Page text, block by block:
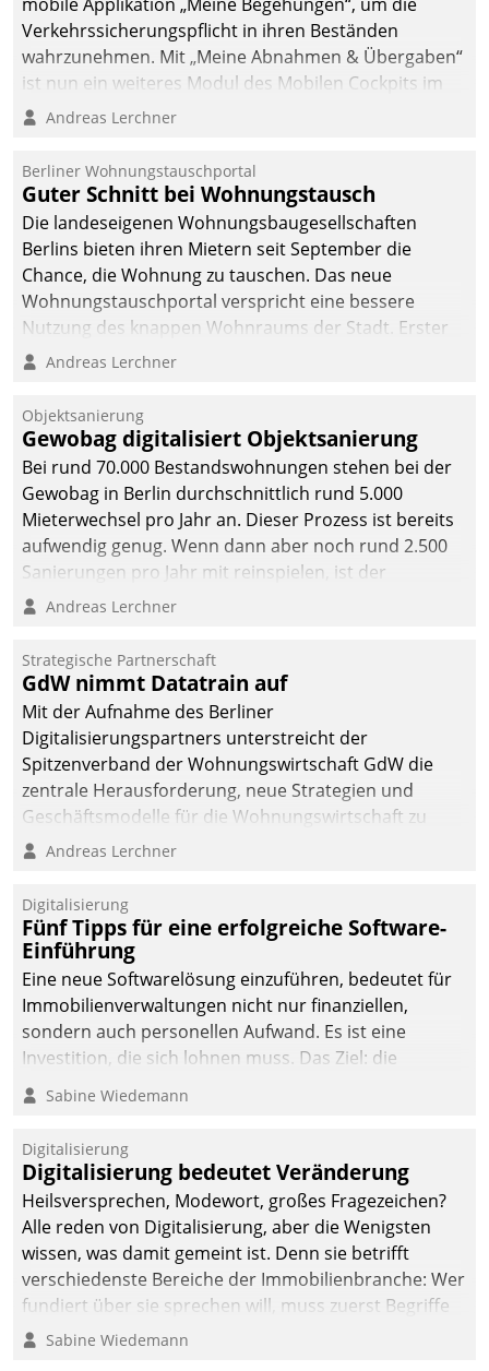
Verkehrssicherungspflicht in ihren Beständen
wahrzunehmen. Mit „Meine Abnahmen & Übergaben“
ist nun ein weiteres Modul des Mobilen Cockpits im
Einsatz.
Andreas Lerchner
Berliner Wohnungstauschportal
Guter Schnitt bei Wohnungstausch
Die landeseigenen Wohnungsbaugesellschaften
Berlins bieten ihren Mietern seit September die
Chance, die Wohnung zu tauschen. Das neue
Wohnungstauschportal verspricht eine bessere
Nutzung des knappen Wohnraums der Stadt. Erster
Anwendungsfall für Datatrains Lösung API-Hub mit
Unternehmen.
Andreas Lerchner
Objektsanierung
Gewobag digitalisiert Objektsanierung
Bei rund 70.000 Bestandswohnungen stehen bei der
Gewobag in Berlin durchschnittlich rund 5.000
Mieterwechsel pro Jahr an. Dieser Prozess ist bereits
aufwendig genug. Wenn dann aber noch rund 2.500
Sanierungen pro Jahr mit reinspielen, ist der
Betreuungs- und Organisationsaufwand immens. Im
kommunale Wohnungsbauunternehmen daher
gemeinsam mit der Berliner Datatrain GmbH den
Teilprozess der Objektsanierung digitalisiert.
Andreas Lerchner
Strategische Partnerschaft
GdW nimmt Datatrain auf
Mit der Aufnahme des Berliner
Digitalisierungspartners unterstreicht der
Spitzenverband der Wohnungswirtschaft GdW die
zentrale Herausforderung, neue Strategien und
Geschäftsmodelle für die Wohnungswirtschaft zu
entwickeln.
Andreas Lerchner
Digitalisierung
Fünf Tipps für eine erfolgreiche Software-
Einführung
Eine neue Softwarelösung einzuführen, bedeutet für
Immobilienverwaltungen nicht nur finanziellen,
sondern auch personellen Aufwand. Es ist eine
Investition, die sich lohnen muss. Das Ziel: die
nachhaltige Optimierung der Geschäftsabläufe. Damit
dieses Ziel erreicht wird, sollten einige Grundregeln
Sabine Wiedemann
Digitalisierung
Digitalisierung bedeutet Veränderung
Heilsversprechen, Modewort, großes Fragezeichen?
Alle reden von Digitalisierung, aber die Wenigsten
wissen, was damit gemeint ist. Denn sie betrifft
verschiedenste Bereiche der Immobilienbranche: Wer
fundiert über sie sprechen will, muss zuerst Begriffe
klären. Ein Aspekt ist die betriebliche Optimierung:
Sabine Wiedemann